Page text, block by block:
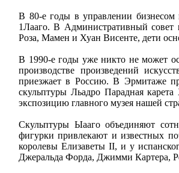
В 80-е годы в управлении бизнесом
1Лааго. В Административный совет
Роза, Мамен и Хуан Висенте, дети
В 1990-е годы уже никто не может
производстве произведений
приезжает в Россию. В Эрмитаже
скульптуры Льадро Парадная
экспозицию главного музея нашей
Скульптуры Ыааго объединяют
фигурки привлекают и известных
королевы Елизаветы II, и у
Джеральда Форда, Джимми Картера,